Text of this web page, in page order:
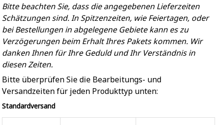
Bitte beachten Sie, dass die angegebenen Lieferzeiten
Schätzungen sind. In Spitzenzeiten, wie Feiertagen, oder
bei Bestellungen in abgelegene Gebiete kann es zu
Verzögerungen beim Erhalt Ihres Pakets kommen. Wir
danken Ihnen für Ihre Geduld und Ihr Verständnis in
diesen Zeiten.
Bitte überprüfen Sie die Bearbeitungs- und
Versandzeiten für jeden Produkttyp unten:
Standardversand